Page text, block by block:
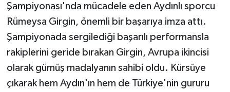
Şampiyonası'nda mücadele eden Aydınlı sporcu
Rümeysa Girgin, önemli bir başarıya imza attı.
Şampiyonada sergilediği başarılı performansla
rakiplerini geride bırakan Girgin, Avrupa ikincisi
olarak gümüş madalyanın sahibi oldu. Kürsüye
çıkarak hem Aydın'ın hem de Türkiye'nin gururu